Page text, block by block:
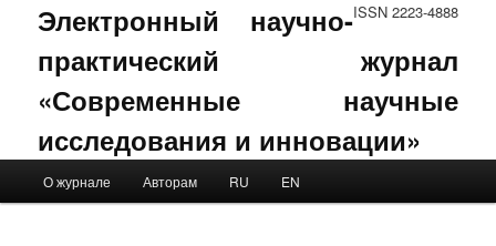
ISSN 2223-4888
Электронный научно-
практический журнал
«Современные научные
исследования и инновации»
Skip to primary content
Skip to secondary content
О журнале Авторам RU EN